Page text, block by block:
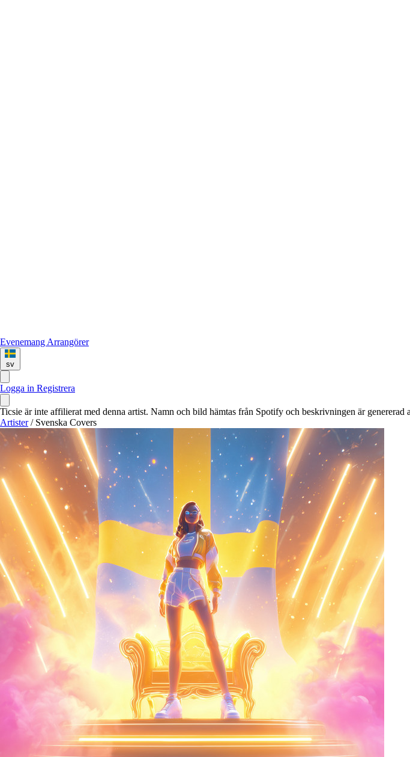
Evenemang Arrangörer
sv
Logga in Registrera
Ticsie är inte affilierat med denna artist. Namn och bild hämtas från Spotify och beskrivningen är genererad
Artister / Svenska Covers